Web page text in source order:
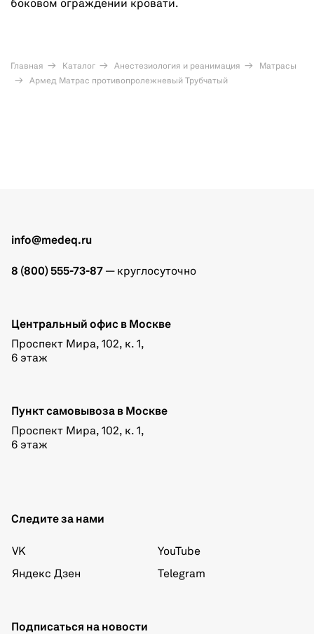
боковом ограждении кровати.
Главная Каталог Анестезиология и реанимация
Матрасы
Армед Матрас противопролежневый Трубчатый
info@medeq.ru
8 (800) 555-73-87 — круглосуточно
Центральный офис в Москве
Проспект Мира, 102, к. 1,
6 этаж
Пункт самовывоза в Москве
Проспект Мира, 102, к. 1,
6 этаж
Следите за нами
VK
Яндекс Дзен
YouTube
Telegram
Подписаться на новости